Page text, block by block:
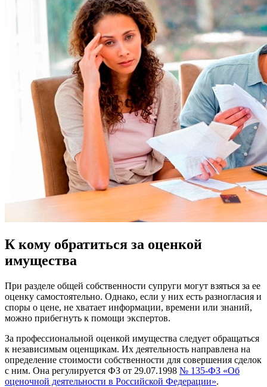
К кому обратиться за оценкой
имущества
При разделе общей собственности супруги могут взяться за ее
оценку самостоятельно. Однако, если у них есть разногласия и
споры о цене, не хватает информации, времени или знаний,
можно прибегнуть к помощи экспертов.
За профессиональной оценкой имущества следует обращаться
к независимым оценщикам. Их деятельность направлена на
определение стоимости собственности для совершения сделок
с ним. Она регулируется ФЗ от 29.07.1998 № 135-ФЗ «Об
оценочной деятельности в Российской Федерации».